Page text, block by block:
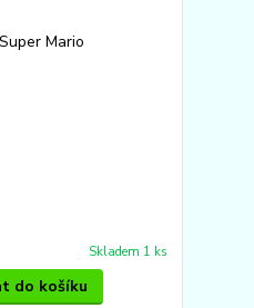
Skladem 1 ks
do košíku